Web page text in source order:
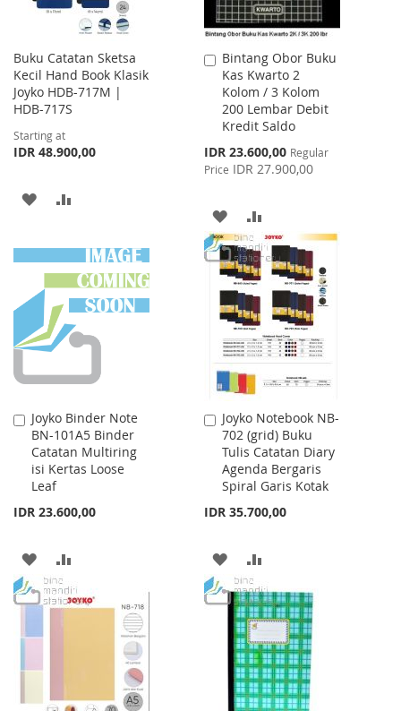
Buku Catatan Sketsa
Kecil Hand Book Klasik
Joyko HDB-717M |
HDB-717S
Starting at
IDR 48.900,00
ADD
WISH
LIST
COMPARE
Bintang Obor Buku
Kas Kwarto 2
Kolom / 3 Kolom
200 Lembar Debit
Kredit Saldo
Special
Price
IDR 23.600,00 Regular
Price IDR 27.900,00
Add
to
Cart
ADD
TO
WISH
LIST
TO
COMPARE
Joyko Binder Note
BN-101A5 Binder
Catatan Multiring
isi Kertas Loose
Leaf
IDR 23.600,00
Add
to
Cart
ADD
TO
TO
COMPARE
Joyko Notebook NB-
702 (grid) Buku
Tulis Catatan Diary
Agenda Bergaris
Spiral Garis Kotak
IDR 35.700,00
Add
to
Cart
ADD
TO
WISH
LIST
TO
COMPARE